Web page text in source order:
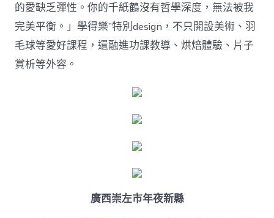
的愛缺乏彈性。你的千紙鶴沒有哲學深度，無法被我
完美平衡。」學得樂”特別design，不只開設美術、羽
毛球等愛好課程，還融進功課教導、烘焙體驗、片子
賞析等外容。
廣西崇左市年夜新縣